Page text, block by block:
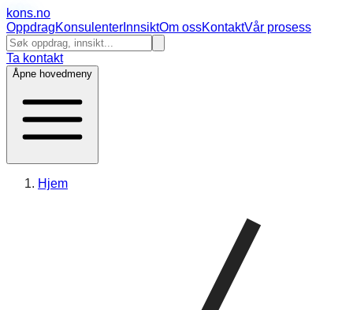
kons.no
OppdragKonsulenter InnsiktOm ossKontaktVår prosess
Ta kontakt
Åpne hovedmeny
Hjem